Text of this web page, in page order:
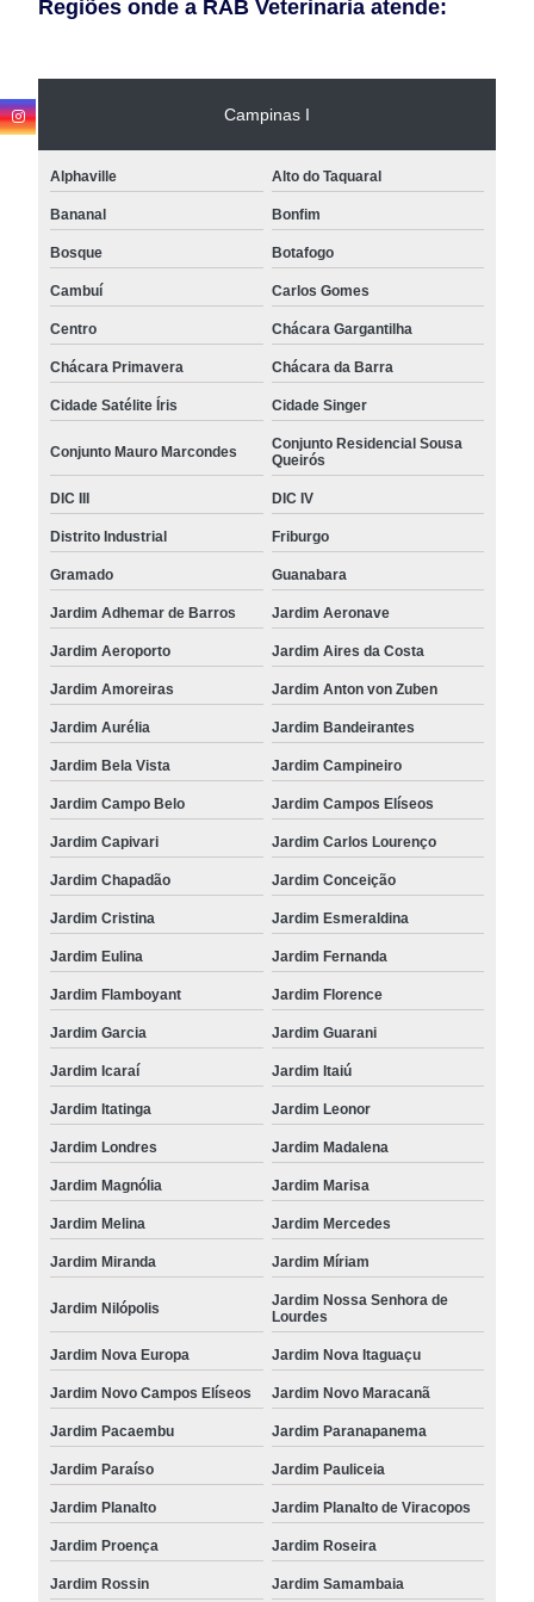
Regiões onde a RAB Veterinaria atende:
Campinas I
Alphaville Alto do Taquaral
Bananal Bonfim
Bosque Botafogo
Cambuí Carlos Gomes
Centro Chácara Gargantilha
Chácara Primavera Chácara da Barra
Cidade Satélite Íris Cidade Singer
Conjunto Mauro Marcondes
Conjunto Residencial Sousa
Queirós
DIC III DIC IV
Distrito Industrial Friburgo
Gramado Guanabara
Jardim Adhemar de Barros Jardim Aeronave
Jardim Aeroporto Jardim Aires da Costa
Jardim Amoreiras Jardim Anton von Zuben
Jardim Aurélia Jardim Bandeirantes
Jardim Bela Vista Jardim Campineiro
Jardim Campo Belo Jardim Campos Elíseos
Jardim Capivari Jardim Carlos Lourenço
Jardim Chapadão Jardim Conceição
Jardim Cristina Jardim Esmeraldina
Jardim Eulina Jardim Fernanda
Jardim Flamboyant Jardim Florence
Jardim Garcia Jardim Guarani
Jardim Icaraí Jardim Itaiú
Jardim Itatinga Jardim Leonor
Jardim Londres Jardim Madalena
Jardim Magnólia Jardim Marisa
Jardim Melina Jardim Mercedes
Jardim Miranda Jardim Míriam
Jardim Nilópolis
Jardim Nossa Senhora de
Lourdes
Jardim Nova Europa Jardim Nova Itaguaçu
Jardim Novo Campos Elíseos Jardim Novo Maracanã
Jardim Pacaembu Jardim Paranapanema
Jardim Paraíso Jardim Pauliceia
Jardim Planalto Jardim Planalto de Viracopos
Jardim Proença Jardim Roseira
Jardim Rossin Jardim Samambaia